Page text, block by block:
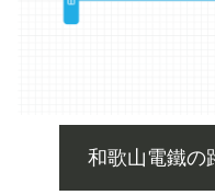
和歌山電鐵の